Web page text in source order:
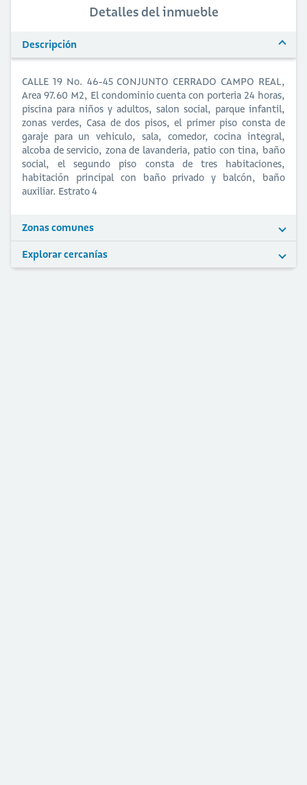
Detalles del inmueble
Descripción
CALLE 19 No. 46-45 CONJUNTO CERRADO CAMPO REAL,
Area 97.60 M2, El condominio cuenta con porteria 24 horas,
piscina para niños y adultos, salon social, parque infantil,
zonas verdes, Casa de dos pisos, el primer piso consta de
garaje para un vehiculo, sala, comedor, cocina integral,
alcoba de servicio, zona de lavanderia, patio con tina, baño
social, el segundo piso consta de tres habitaciones,
habitación principal con baño privado y balcón, baño
auxiliar. Estrato 4
Zonas comunes
Explorar cercanías